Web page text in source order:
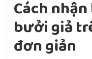
Cách
bưởi giả
đơn giản